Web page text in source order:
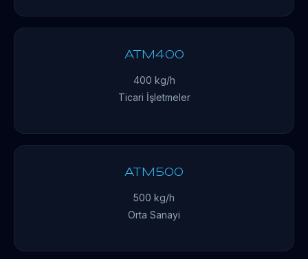
ATM400
400 kg/h
Ticari İşletmeler
ATM500
500 kg/h
Orta Sanayi